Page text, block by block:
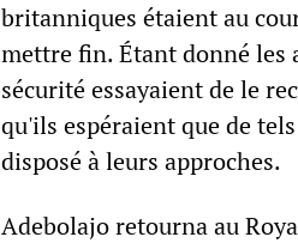
britanniques étaient au
mettre fin. Étant donné les
sécurité essayaient de le
qu'ils espéraient que de
disposé à leurs approches.
Adebolajo retourna au